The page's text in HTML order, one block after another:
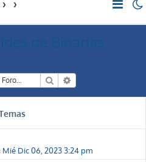
de Binarias
Buscar
Mié Dic 06, 2023 3:24 pm